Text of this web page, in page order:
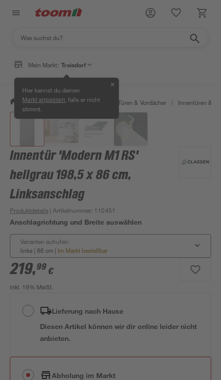
Mein Markt: Troisdorf
Hier kannst du deinen
Markt anpassen , falls er nicht
stimmt.
✕
/ Bauen & Renovieren / Fenster, Türen & Vordächer / Innentüren &
Innentür 'Modern M1 RS'
hellgrau 198,5 x 86 cm,
Linksanschlag
Produktdetails | Artikelnummer: 110451
Anschlagrichtung und Breite auswählen
Varianten aufrufen:
links | 86 cm | Im Markt bestellbar
219,99 €
inkl. 19% MwSt.
Lieferung nach Hause
Diesen Artikel können wir dir online leider nicht
anbieten.
Abholung im Markt